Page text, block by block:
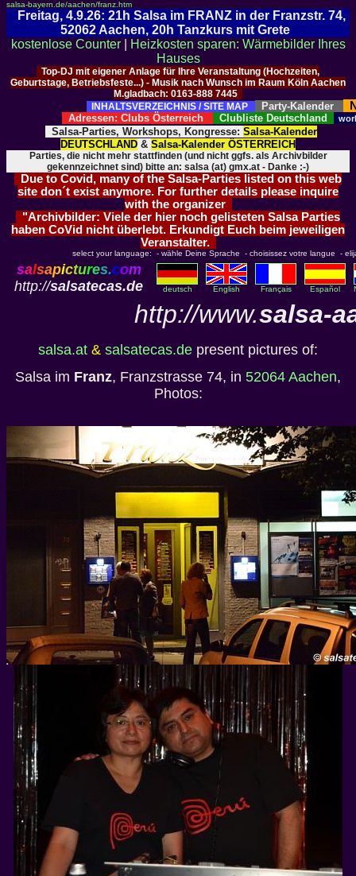
salsa-bayern.de/aachen/franz.htm
Freitag, 4.9.26: 21h Salsa im FRANZ in der Franzstr. 74,
52062 Aachen, 20h Tanzkurs mit Grete
kostenlose Counter|
Heizkosten sparen: Wärmebilder Ihres
Hauses
Top-DJ mit eigener Anlage für Ihre Veranstaltung (Hochzeiten,
Geburtstage, Betriebsfeste...) - Musik nach Wunsch im Raum Köln Aachen
M.gladbach: 0163-888 7445
INHALTSVERZEICHNIS / SITE MAP
Party-Kalender
Adressen: Clubs Österreich Clubliste Deutschland
Salsa-Parties, Workshops, Kongresse: Salsa-Kalender
DEUTSCHLAND & Salsa-Kalender ÖSTERREICH
Parties, die nicht mehr stattfinden (und nicht ggfs. als Archivbilder
gekennzeichnet sind) bitte an: salsa (at) gmx.at - Danke :-)
Due to Covid, many of the Salsa-Parties listed on this web
site don´t exist anymore. For further details please inquire
with the organizer
"Archivbilder: Viele der hier noch gelisteten Salsa Parties
haben CoVid nicht überlebt. Erkundigt Euch beim jeweiligen
Veranstalter.
select your language: - wähle Deine Sprache - choisissez votre langue -
salsapictures.com
http://salsatecas.de deutsch English Français Español
http://www.salsa-
salsa.at & salsatecas.de present pictures of:
Salsa im Franz, Franzstrasse 74, in 52064 Aachen,
Photos: